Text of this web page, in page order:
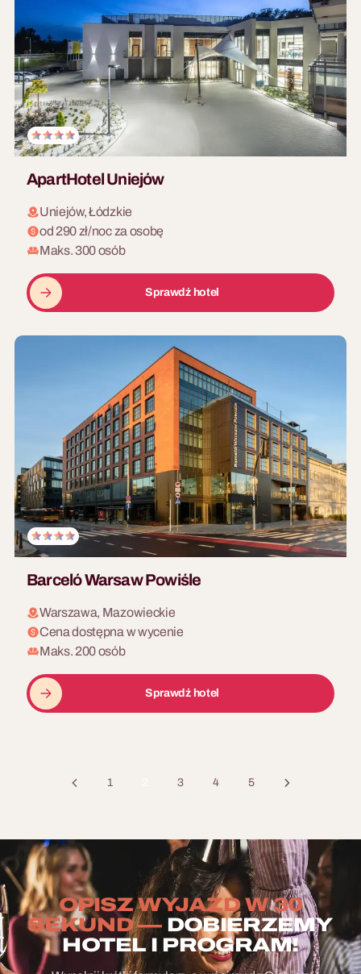
ApartHotel Uniejów
Uniejów, Łódzkie
od 290 zł/noc za osobę
Maks. 300 osób
Sprawdź hotel
Barceló Warsaw Powiśle
Warszawa, Mazowieckie
Cena dostępna w wycenie
Maks. 200 osób
Sprawdź hotel
1 3 4 5
OPISZ WYJAZD W 30
SEKUND — DOBIERZEMY
HOTEL I PROGRAM!